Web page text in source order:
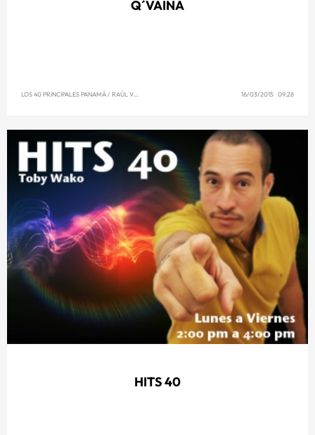
Q´VAINA
LOS 40 PRINCIPALES PANAMÁ/ RAÚL VENCE 16/03/2015 09:28
HITS 40